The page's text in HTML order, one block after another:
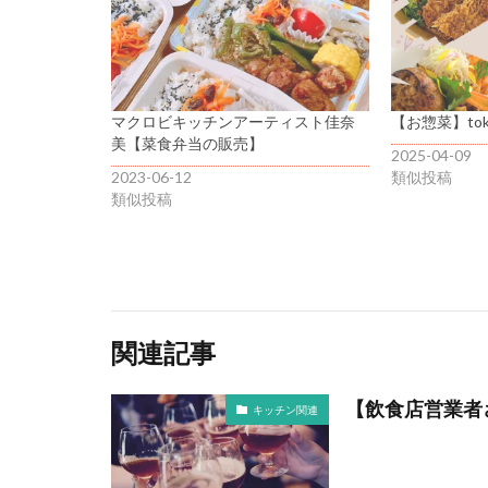
マクロビキッチンアーティスト佳奈
美【菜食弁当の販売】
2023-06-12
類似投稿
【お惣菜】
2025-04-09
類似投稿
関連記事
キッチン関連 【飲食店営業